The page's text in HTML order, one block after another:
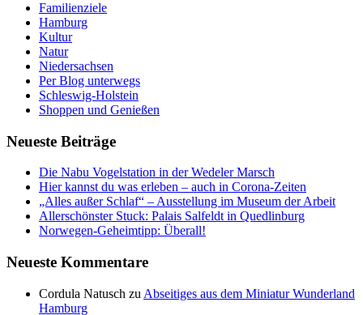
Familienziele
Hamburg
Kultur
Natur
Niedersachsen
Per Blog unterwegs
Schleswig-Holstein
Shoppen und Genießen
Neueste Beiträge
Die Nabu Vogelstation in der Wedeler Marsch
Hier kannst du was erleben – auch in Corona-Zeiten
„Alles außer Schlaf“ – Ausstellung im Museum der Arbeit
Allerschönster Stuck: Palais Salfeldt in Quedlinburg
Norwegen-Geheimtipp: Überall!
Neueste Kommentare
Cordula Natusch zu Abseitiges aus dem Miniatur Wunderland
Hamburg